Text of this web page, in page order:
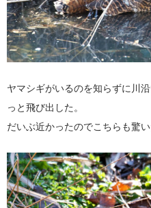
ヤマシギがいるのを知らずに川
っと飛び出した。
だいぶ近かったのでこちらも驚い